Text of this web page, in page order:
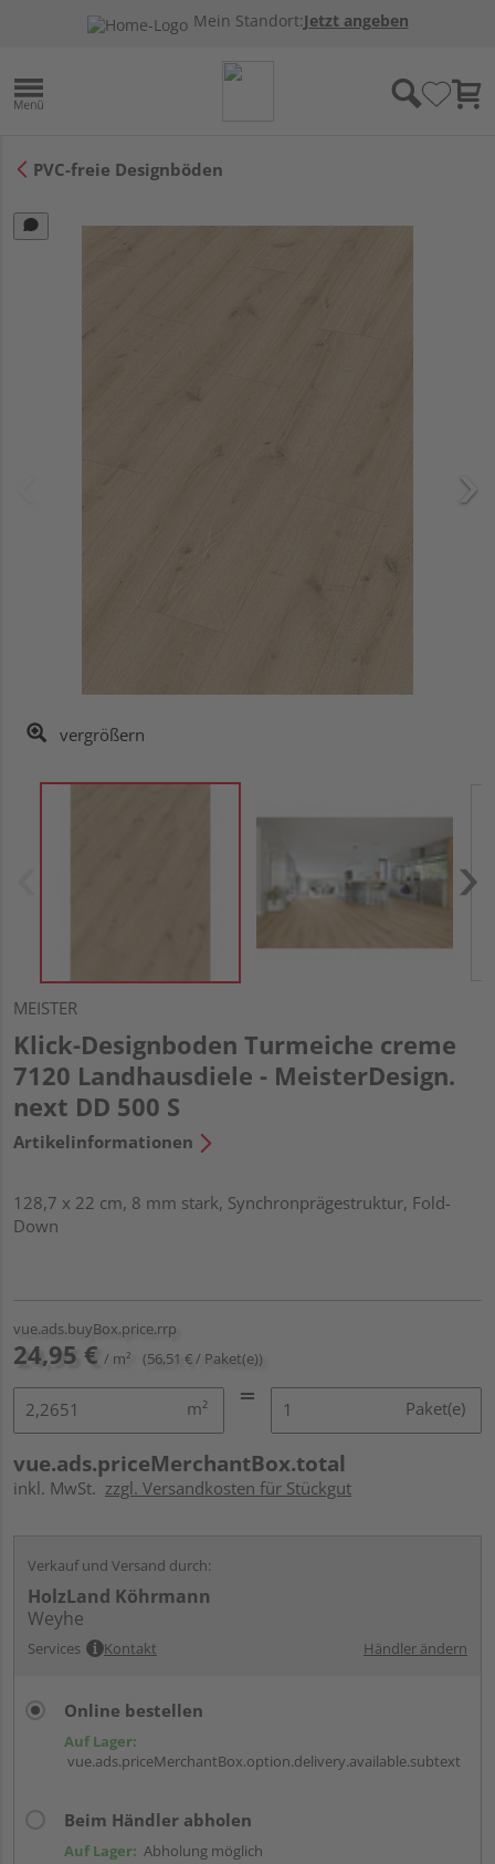
Mein Standort:Jetzt angeben
PVC-freie Designböden
vergrößern
MEISTER
Klick-Designboden Turmeiche creme
7120 Landhausdiele - MeisterDesign.
next DD 500 S
Artikelinformationen
128,7 x 22 cm, 8 mm stark, Synchronprägestruktur, Fold-
Down
vue.ads.buyBox.price.rrp
24,95 € / m² (56,51 € / Paket(e))
m² Paket(e)
vue.ads.priceMerchantBox.total
inkl. MwSt. zzgl. Versandkosten für Stückgut
Verkauf und Versand durch:
HolzLand Köhrmann
Weyhe
Services Kontakt Händler ändern
Online bestellen
Auf Lager:
vue.ads.priceMerchantBox.option.delivery.available.subtext
Beim Händler abholen
Auf Lager: Abholung möglich